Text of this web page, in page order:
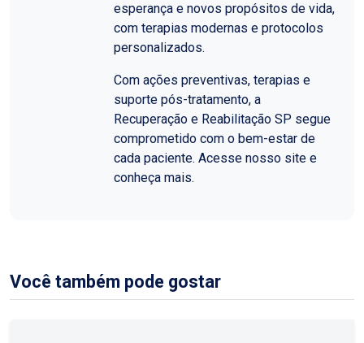
esperança e novos propósitos de vida,
com terapias modernas e protocolos
personalizados.
Com ações preventivas, terapias e
suporte pós-tratamento, a
Recuperação e Reabilitação SP segue
comprometido com o bem-estar de
cada paciente. Acesse nosso site e
conheça mais.
Você também pode gostar